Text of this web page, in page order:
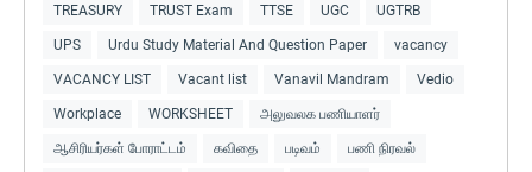
TREASURY TRUST Exam TTSE UGC UGTRB
UPS Urdu Study Material And Question Paper vacancy
VACANCY LIST Vacant list Vanavil Mandram Vedio
Workplace WORKSHEET அலுவலக பணியாளர்
ஆசிரியர்கள் போராட்டம் கவிதை படிவம் பணி நிரவல்